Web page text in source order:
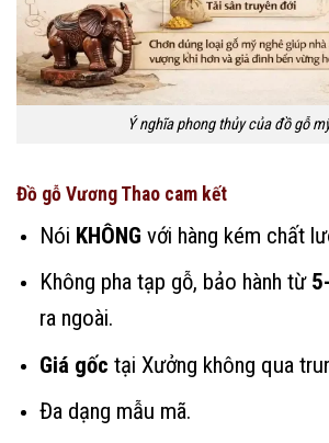
Ý nghĩa phong thủy của đồ gỗ
Đồ gỗ Vương Thao cam kết
Nói KHÔNG với hàng kém chất
Không pha tạp gỗ, bảo hành từ
ra ngoài.
Giá gốc tại Xưởng không qua
Đa dạng mẫu mã.